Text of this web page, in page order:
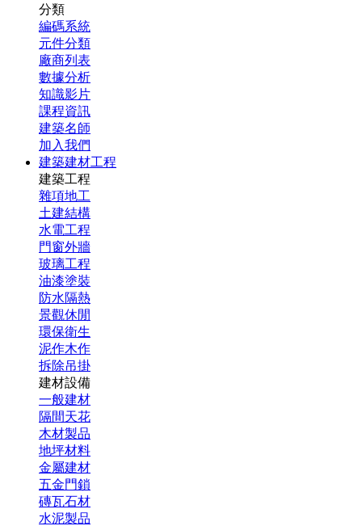
分類
編碼系統
元件分類
廠商列表
數據分析
知識影片
課程資訊
建築名師
加入我們
建築建材工程
建築工程
雜項地工
土建結構
水電工程
門窗外牆
玻璃工程
油漆塗裝
防水隔熱
景觀休閒
環保衛生
泥作木作
拆除吊掛
建材設備
一般建材
隔間天花
木材製品
地坪材料
金屬建材
五金門鎖
磚瓦石材
水泥製品